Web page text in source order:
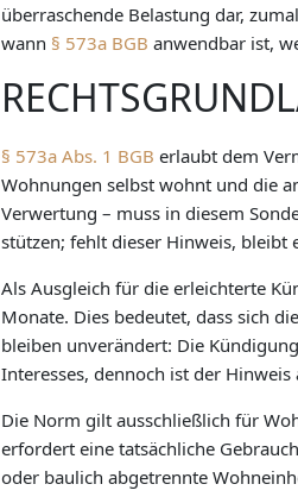
überraschende Belastung dar,
wann § 573a BGB anwendbar ist,
§ 573a Abs. 1 BGB erlaubt dem
Wohnungen selbst wohnt und die
Verwertung – muss in diesem
stützen; fehlt dieser Hinweis, bleibt
Als Ausgleich für die erleichterte
Monate. Dies bedeutet, dass sich
bleiben unverändert: Die
Interesses, dennoch ist der
Die Norm gilt ausschließlich für
erfordert eine tatsächliche
oder baulich abgetrennte